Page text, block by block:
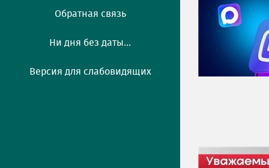
Обратная связь
Ни дня без даты...
Версия для слабовидящих